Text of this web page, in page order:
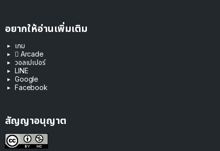
อยากให้อ่านเพิ่มเติม
เกม
 Arcade
วอลเปเปอร์
LINE
Google
Facebook
สัญญาอนุญาต